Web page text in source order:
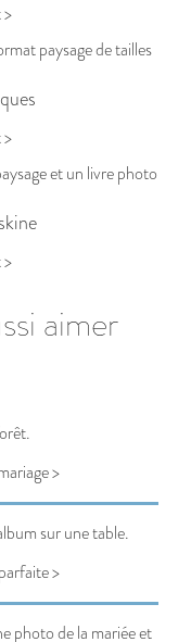
aimer
>
>